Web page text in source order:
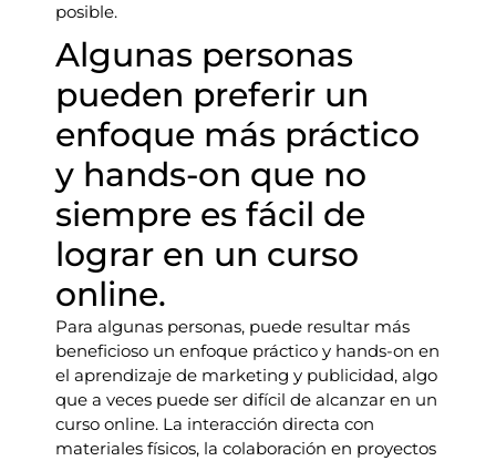
posible.
Algunas personas
pueden preferir un
enfoque más práctico
y hands-on que no
siempre es fácil de
lograr en un curso
online.
Para algunas personas, puede resultar más
beneficioso un enfoque práctico y hands-on en
el aprendizaje de marketing y publicidad, algo
que a veces puede ser difícil de alcanzar en un
curso online. La interacción directa con
materiales físicos, la colaboración en proyectos